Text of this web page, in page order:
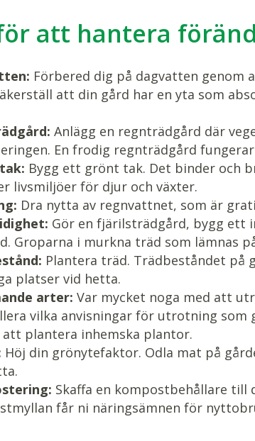
att hantera
Förbered dig på dagvatten genom
att din gård har en yta som
Anlägg en regnträdgård där
En frodig regnträdgård
Bygg ett grönt tak. Det binder och
livsmiljöer för djur och växter.
Dra nytta av regnvattnet, som är
Gör en fjärilsträdgård, bygg ett
Groparna i murkna träd som lämnas
Plantera träd. Trädbeståndet på
platser vid hetta.
arter: Var mycket noga med att
vilka anvisningar för utrotning
att plantera inhemska plantor.
Höj din grönytefaktor. Odla mat på
Skaffa en kompostbehållare till
får ni näringsämnen för